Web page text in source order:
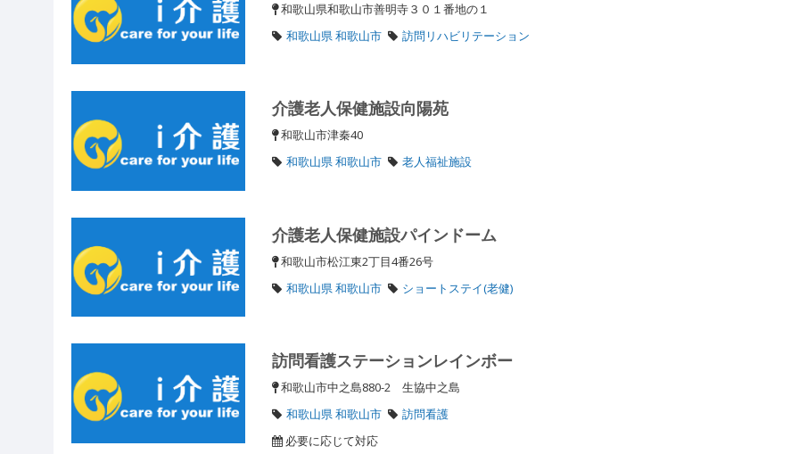
和歌山県和歌山市善明寺３０１番地の１
和歌山県 和歌山市
訪問リハビリテーション
介護老人保健施設向陽苑
和歌山市津秦40
和歌山県 和歌山市
老人福祉施設
介護老人保健施設パインドーム
和歌山市松江東2丁目4番26号
和歌山県 和歌山市
ショートステイ(老健)
訪問看護ステーションレインボー
和歌山市中之島880-2 生協中之島
和歌山県 和歌山市
訪問看護
必要に応じて対応